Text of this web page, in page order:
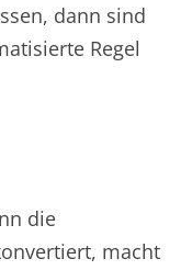
dann sind
Regel
die
macht